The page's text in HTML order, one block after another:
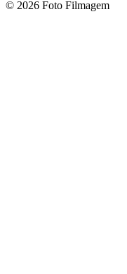
© 2026 Foto Filmagem